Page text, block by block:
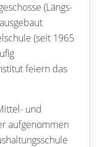
(Längs-
(seit 1965
feiern das
und
aufgenommen